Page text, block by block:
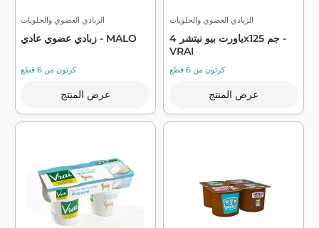
الزبادي العضوي والحلويات
زبادي عضوي عادي - MALO
كرتون من 6 قطع
عرض المنتج
الزبادي العضوي والحلويات
ياورت بيو نيتشر 4x125 جم -
VRAI
كرتون من 6 قطع
عرض المنتج